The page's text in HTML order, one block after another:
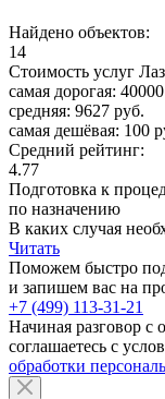
Найдено объектов:
14
Стоимость услуг
самая дорогая:
средняя: 9627 руб.
самая дешёвая: 100
Средний рейтинг:
4.77
Подготовка к
по назначению
В каких случая
Читать
Поможем быстро
и запишем вас на
+7 (499) 113-31-21
Начиная разговор с
соглашаетесь с
обработки